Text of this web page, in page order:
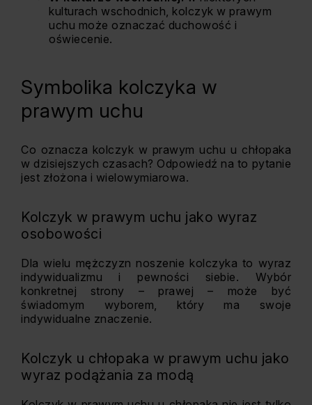
kulturach wschodnich, kolczyk w prawym
uchu może oznaczać duchowość i
oświecenie.
Symbolika kolczyka w
prawym uchu
Co oznacza kolczyk w prawym uchu u chłopaka
w dzisiejszych czasach? Odpowiedź na to pytanie
jest złożona i wielowymiarowa.
Kolczyk w prawym uchu jako wyraz
osobowości
Dla wielu mężczyzn noszenie kolczyka to wyraz
indywidualizmu i pewności siebie. Wybór
konkretnej strony – prawej – może być
świadomym wyborem, który ma swoje
indywidualne znaczenie.
Kolczyk u chłopaka w prawym uchu jako
wyraz podążania za modą